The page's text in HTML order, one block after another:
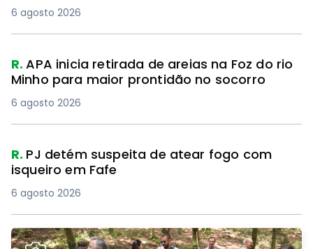
6 agosto 2026
R.APA inicia retirada de areias na Foz do rio
Minho para maior prontidão no socorro
6 agosto 2026
R. PJ detém suspeita de atear fogo com
isqueiro em Fafe
6 agosto 2026